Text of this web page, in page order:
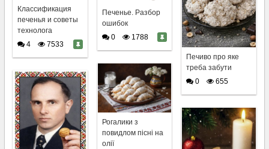
Классификация
печенья и советы
технолога
4
7533
Печенье. Разбор
ошибок
0
1788
Печиво про яке
треба забути
0
655
Рогалики з
повидлом пісні на
олії